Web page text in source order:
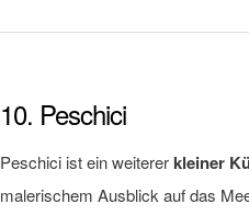
10. Peschici
Peschici ist ein weitererkleiner
malerischem Ausblick auf das